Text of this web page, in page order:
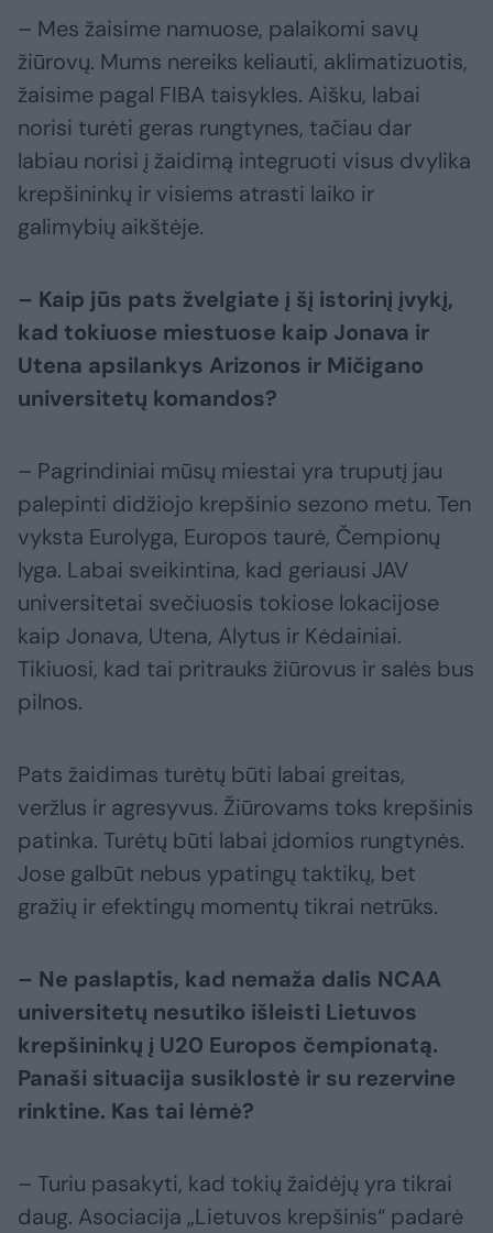
– Mes žaisime namuose, palaikomi savų
žiūrovų. Mums nereiks keliauti, aklimatizuotis,
žaisime pagal FIBA taisykles. Aišku, labai
norisi turėti geras rungtynes, tačiau dar
labiau norisi į žaidimą integruoti visus dvylika
krepšininkų ir visiems atrasti laiko ir
galimybių aikštėje.
– Kaip jūs pats žvelgiate į šį istorinį įvykį,
kad tokiuose miestuose kaip Jonava ir
Utena apsilankys Arizonos ir Mičigano
universitetų komandos?
– Pagrindiniai mūsų miestai yra truputį jau
palepinti didžiojo krepšinio sezono metu. Ten
vyksta Eurolyga, Europos taurė, Čempionų
lyga. Labai sveikintina, kad geriausi JAV
universitetai svečiuosis tokiose lokacijose
kaip Jonava, Utena, Alytus ir Kėdainiai.
Tikiuosi, kad tai pritrauks žiūrovus ir salės bus
pilnos.
Pats žaidimas turėtų būti labai greitas,
veržlus ir agresyvus. Žiūrovams toks krepšinis
patinka. Turėtų būti labai įdomios rungtynės.
Jose galbūt nebus ypatingų taktikų, bet
gražių ir efektingų momentų tikrai netrūks.
– Ne paslaptis, kad nemaža dalis NCAA
universitetų nesutiko išleisti Lietuvos
krepšininkų į U20 Europos čempionatą.
Panaši situacija susiklostė ir su rezervine
rinktine. Kas tai lėmė?
– Turiu pasakyti, kad tokių žaidėjų yra tikrai
daug. Asociacija „Lietuvos krepšinis“ padarė